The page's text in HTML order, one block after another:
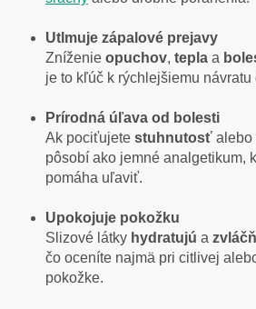
Utlmuje zápalové prejavy
Zníženie opuchov, tepla a
je to kľúč k rýchlejšiemu návratu
Prírodná úľava od bolesti
Ak pociťujete stuhnutosť alebo
pôsobí ako jemné analgetikum,
pomáha uľaviť.
Upokojuje pokožku
Slizové látky hydratujú a
čo oceníte najmä pri citlivej
pokožke.